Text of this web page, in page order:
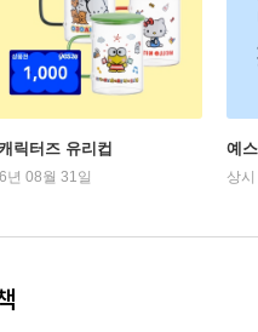
릭터즈 유리컵
년 08월 31일
예
상시